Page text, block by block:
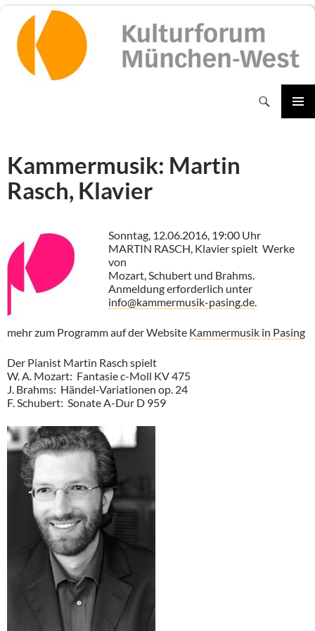
Inhalt
springen
Kammermusik: Martin
Rasch, Klavier
Sonntag, 12.06.2016, 19:00 Uhr
MARTIN RASCH, Klavier spielt Werke
von
Mozart, Schubert und Brahms.
Anmeldung erforderlich unter
info@kammermusik-pasing.de.
mehr zum Programm auf der Website Kammermusik in Pasing
Der Pianist Martin Rasch spielt
W. A. Mozart: Fantasie c-Moll KV 475
J. Brahms: Händel-Variationen op. 24
F. Schubert: Sonate A-Dur D 959